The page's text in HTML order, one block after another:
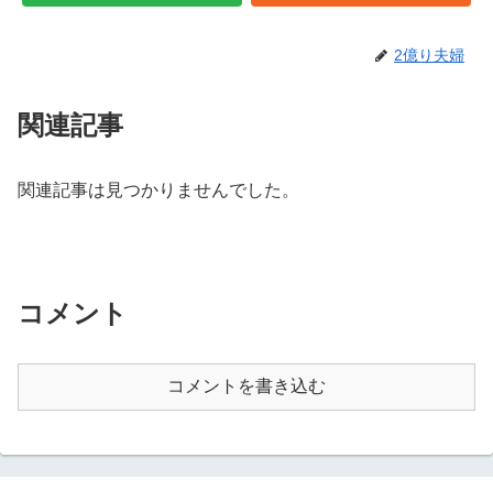
2億り夫婦
関連記事
関連記事は見つかりませんでした。
コメント
コメントを書き込む